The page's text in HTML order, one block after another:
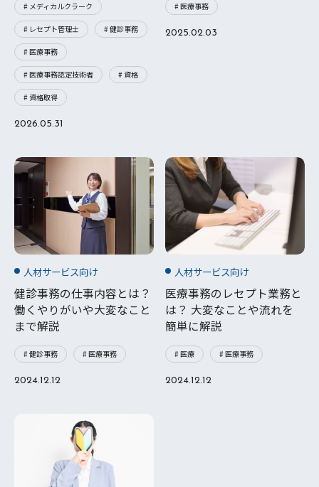
# メディカルクラーク
# レセプト管理士 # 健診事務
# 医療事務
# 医療事務認定技術者 # 資格
# 資格取得
2026.05.31
# 医療事務
2025.02.03
人材サービス向け
健診事務の仕事内容とは？
働くやりがいや大変なこと
まで解説
# 健診事務 # 医療事務
2024.12.12
人材サービス向け
医療事務のレセプト業務と
は？ 大変なことや流れを
簡単に解説
# 医療 # 医療事務
2024.12.12